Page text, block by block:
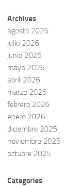
Archives
agosto 2026
julio 2026
junio 2026
mayo 2026
abril 2026
marzo 2026
febrero 2026
enero 2026
diciembre 2025
noviembre 2025
octubre 2025
Categories